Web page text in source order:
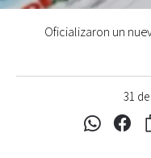
31
Oficializaron un